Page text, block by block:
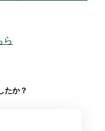
ら
たか？